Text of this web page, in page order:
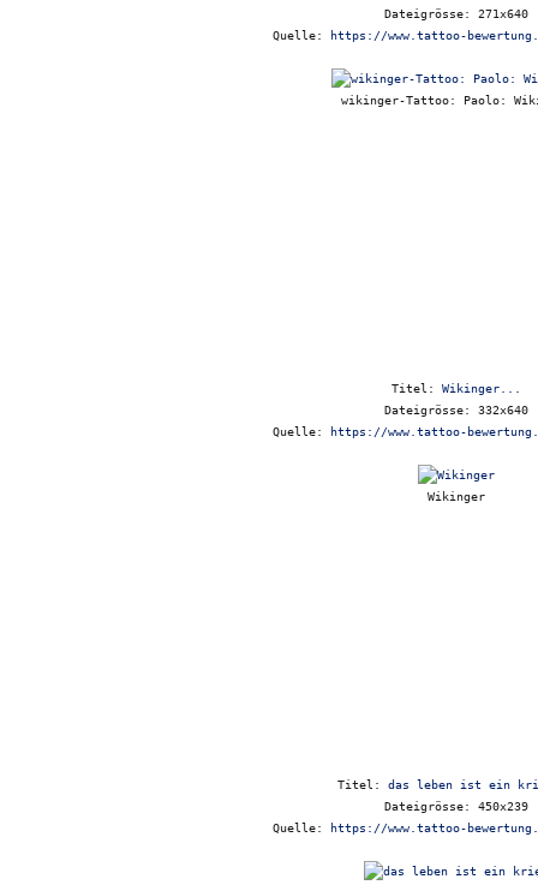
Dateigrösse: 271x640
Quelle: https://www.tattoo-
wikinger-Tattoo: Paolo:
Titel: Wikinger...
Dateigrösse: 332x640
Quelle: https://www.tattoo-
Wikinger
Titel: das leben ist ein
Dateigrösse: 450x239
Quelle: https://www.tattoo-